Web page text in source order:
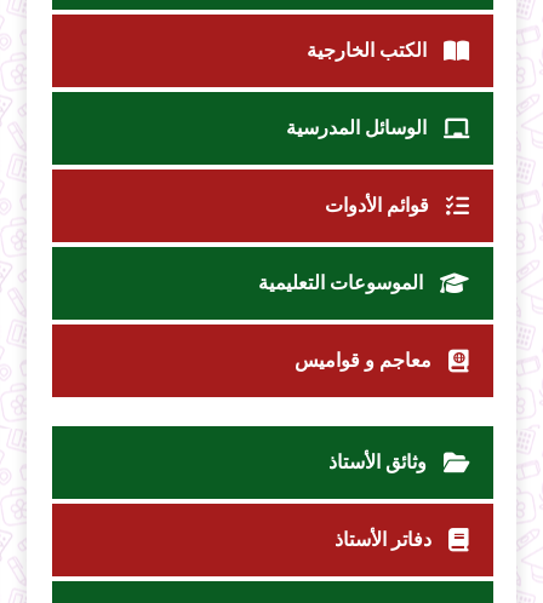
الكتب الخارجية
الوسائل المدرسية
قوائم الأدوات
الموسوعات التعليمية
معاجم و قواميس
وثائق الأستاذ
دفاتر الأستاذ